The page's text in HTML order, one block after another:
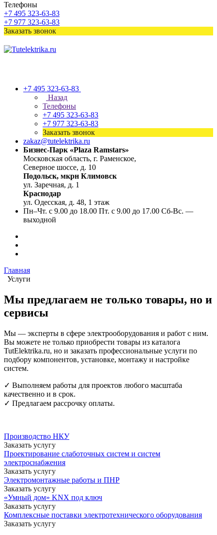
Телефоны
+7 495 323-63-83
+7 977 323-63-83
Заказать звонок
+7 495 323-63-83
Назад
Телефоны
+7 495 323-63-83
+7 977 323-63-83
Заказать звонок
zakaz@tutelektrika.ru
Бизнес-Парк «Plaza Ramstars»
Московская область, г. Раменское,
Северное шоссе, д. 10
Подольск, мкрн Климовск
ул. Заречная, д. 1
Краснодар
ул. Одесская, д. 48, 1 этаж
Пн–Чт. с 9.00 до 18.00 Пт. с 9.00 до 17.00 Сб-Вс. —
выходной
Главная
Услуги
Мы предлагаем не только товары, но и
сервисы
Мы — эксперты в сфере электрооборудования и работ с ним.
Вы можете не только приобрести товары из каталога
TutElektrika.ru, но и заказать профессиональные услуги по
подбору компонентов, установке, монтажу и настройке
систем.
✓ Выполняем работы для проектов любого масштаба
качественно и в срок.
✓ Предлагаем рассрочку оплаты.
Производство НКУ
Заказать услугу
Проектирование слаботочных систем и систем
электроснабжения
Заказать услугу
Электромонтажные работы и ПНР
Заказать услугу
«Умный дом» KNX под ключ
Заказать услугу
Комплексные поставки электротехнического оборудования
Заказать услугу